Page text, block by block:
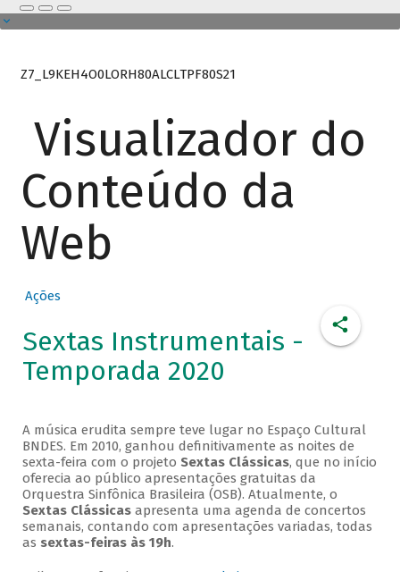
Z7_L9KEH4O0LORH80ALCLTPF80S21
Visualizador do
Conteúdo da
Web
Ações
Sextas Instrumentais -
Temporada 2020
A música erudita sempre teve lugar no Espaço Cultural
BNDES. Em 2010, ganhou definitivamente as noites de
sexta-feira com o projeto Sextas Clássicas, que no início
oferecia ao público apresentações gratuitas da
Orquestra Sinfônica Brasileira (OSB). Atualmente, o
Sextas Clássicasapresenta uma agenda de concertos
semanais, contando com apresentações variadas, todas
as sextas-feiras às 19h.